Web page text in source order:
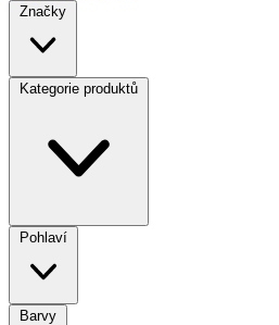
Značky
Kategorie produktů
Pohlaví
Barvy